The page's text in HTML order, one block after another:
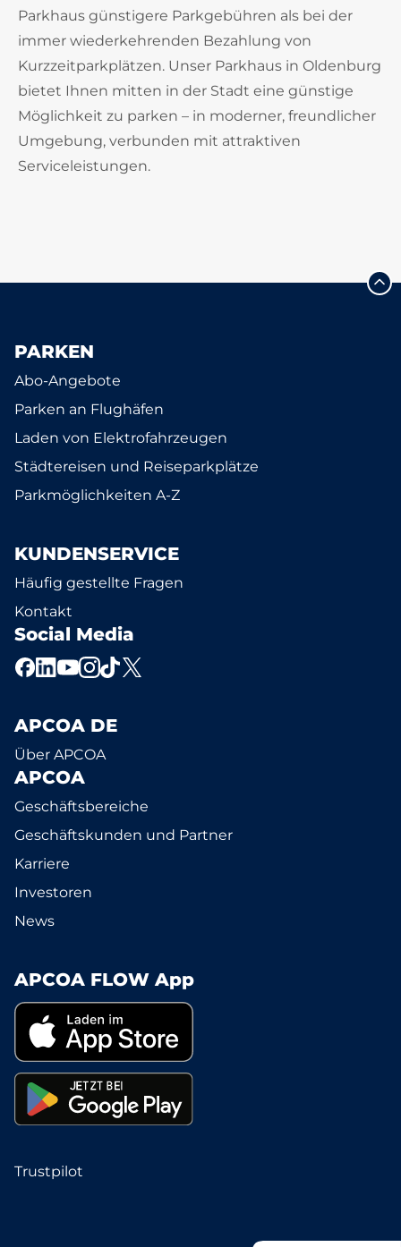
Parkhaus günstigere Parkgebühren als bei der
immer wiederkehrenden Bezahlung von
Kurzzeitparkplätzen. Unser Parkhaus in Oldenburg
bietet Ihnen mitten in der Stadt eine günstige
Möglichkeit zu parken – in moderner, freundlicher
Umgebung, verbunden mit attraktiven
Serviceleistungen.
PARKEN
Abo-Angebote
Parken an Flughäfen
Laden von Elektrofahrzeugen
Städtereisen und Reiseparkplätze
Parkmöglichkeiten A-Z
KUNDENSERVICE
Häufig gestellte Fragen
Kontakt
Social Media
APCOA DE
Über APCOA
APCOA
Geschäftsbereiche
Geschäftskunden und Partner
Karriere
Investoren
News
APCOA FLOW App
Trustpilot